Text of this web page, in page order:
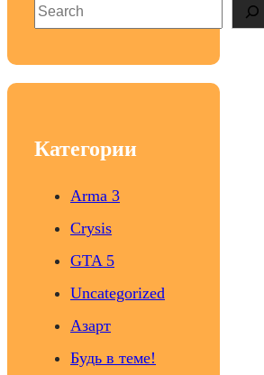
S
e
Категории
Arma 3
Crysis
GTA 5
Uncategorized
Азарт
Будь в теме!